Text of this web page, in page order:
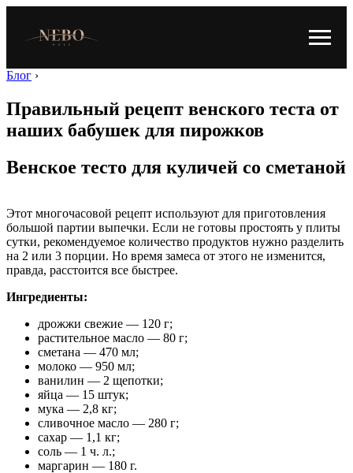
Блог ›
Правильный рецепт венского теста от
наших бабушек для пирожков
Венское тесто для куличей со сметаной
Этот многочасовой рецепт используют для приготовления
большой партии выпечки. Если не готовы простоять у плиты
сутки, рекомендуемое количество продуктов нужно разделить
на 2 или 3 порции. Но время замеса от этого не изменится,
правда, расстоится все быстрее.
Ингредиенты:
дрожжи свежие — 120 г;
растительное масло — 80 г;
сметана — 470 мл;
молоко — 950 мл;
ванилин — 2 щепотки;
яйца — 15 штук;
мука — 2,8 кг;
сливочное масло — 280 г;
сахар — 1,1 кг;
соль — 1 ч. л.;
маргарин — 180 г.